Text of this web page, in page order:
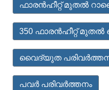
ഫാരൻഹീറ്റ് മുതൽ
350 ഫാരൻഹീറ്റ്
വൈദ്യുത
പവർ പരിവർത്തനം